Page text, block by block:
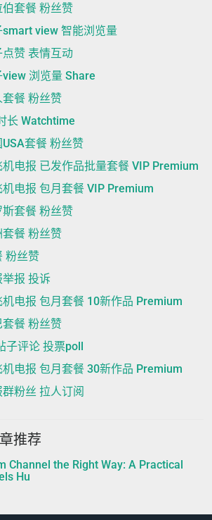
套餐 粉丝赞
view 智能浏览量
赞 表情互动
浏览量 Share
餐 粉丝赞
长 Watchtime
套餐 粉丝赞
电报 已发作品批量套餐 VIP Premium
电报 包月套餐 VIP Premium
套餐 粉丝赞
餐 粉丝赞
粉丝赞
报 投诉
电报 包月套餐 10新作品 Premium
餐 粉丝赞
子评论 投票poll
电报 包月套餐 30新作品 Premium
粉丝 拉人订阅
推荐
Channel the Right Way: A Practical
Hu